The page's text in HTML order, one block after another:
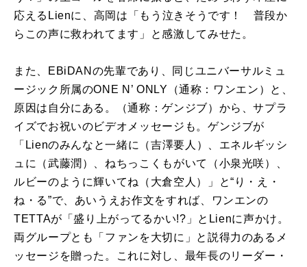
応える Lienに、高岡は「もう泣きそうです！ 普段か
らこの声に救われてます」と感激してみせた。
また、 EBiDAN の先輩であり、同じユニバーサルミュ
ージック所属のONE N’ ONLY （通称：ワンエン）と、
原因は自分にある。（通称：ゲンジブ）から、サプラ
イズでお祝いのビデオメッセージも。ゲンジブが
「 Lienのみんなと一緒に（吉澤要人）、エネルギッシ
ュに（武藤潤）、ねちっこくもがいて（小泉光咲）、
ルビーのように輝いてね（大倉空人）」と“り・え・
ね・る”で、あいうえお作文をすれば、ワンエンの
TETTAが「盛り上がってるかい!? 」と Lienに声かけ。
両グループとも「ファンを大切に」と説得力のあるメ
ッセージを贈った。これに対し、最年長のリーダー・